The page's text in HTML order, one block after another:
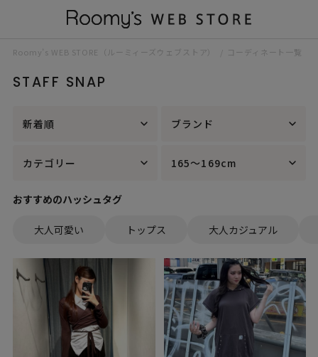
Roomy’s WEB STORE（ルーミィーズウェブストア） コーディネート一覧
STAFF SNAP
新着順 ブランド
カテゴリー 165～169cm
おすすめのハッシュタグ
大人可愛い トップス 大人カジュアル